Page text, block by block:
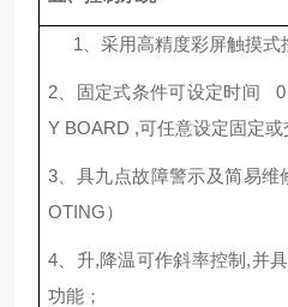
1、采用高精度彩屏触摸式
2、固定式条件可设定时间
Y BOARD ,可任意设定固定或
3、具九点故障警示及简易维
OTING）
4、升,降温可作斜率控制,并
功能；